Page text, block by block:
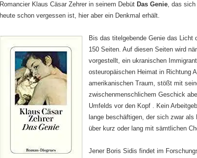
Romancier Klaus Cäsar Zehrer in seinem Debüt Das Genie, das sich
heute schon vergessen ist, hier aber ein Denkmal erhält.
Bis das titelgebende Genie das Licht
150 Seiten. Auf diesen Seiten wird
vorgestellt, ein ukranischen
osteuropäischen Heimat in Richtung
amerikanischen Traum, stößt mit
zwischenmenschlichem Geschick
Umfelds vor den Kopf . Kein
lange beschäftigen, der sich zwar
über kurz oder lang mit sämtlichen
Jener Boris Sidis findet im